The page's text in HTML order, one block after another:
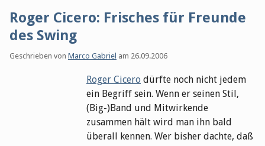
Roger Cicero: Frisches für Freunde
des Swing
Geschrieben von Marco Gabriel am 26.09.2006
Roger Cicero dürfte noch nicht jedem
ein Begriff sein. Wenn er seinen Stil,
(Big-)Band und Mitwirkende
zusammen hält wird man ihn bald
überall kennen. Wer bisher dachte, daß